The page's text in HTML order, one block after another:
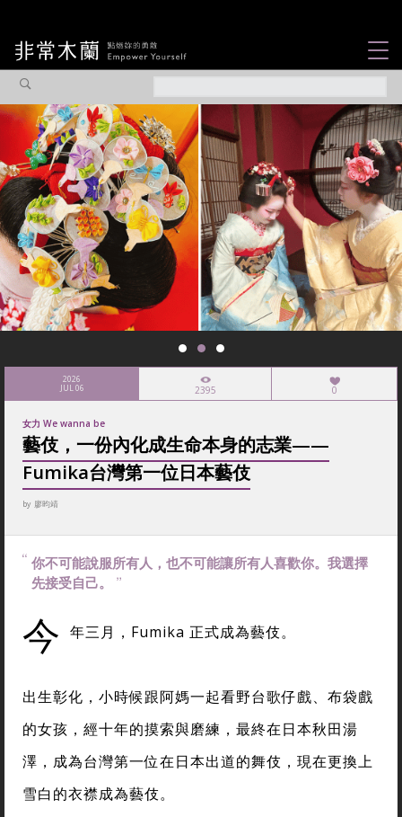
觀點專欄
焦點企劃
社會企業
認識我們
2026
JUL 06 2395 0
女力 We wanna be
藝伎，一份內化成生命本身的志業——
Fumika台灣第一位日本藝伎
by 廖昀靖
你不可能說服所有人，也不可能讓所有人喜歡你。我選擇
先接受自己。
今 年三月，Fumika 正式成為藝伎。
出生彰化，小時候跟阿媽一起看野台歌仔戲、布袋戲
的女孩，經十年的摸索與磨練，最終在日本秋田湯
澤，成為台灣第一位在日本出道的舞伎，現在更換上
雪白的衣襟成為藝伎。